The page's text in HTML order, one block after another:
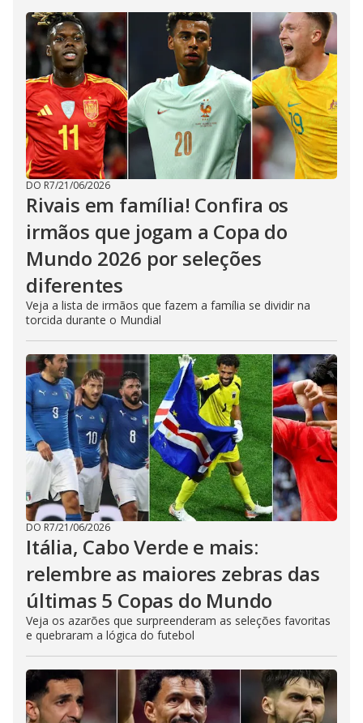
DO R7/21/06/2026
Rivais em família! Confira os
irmãos que jogam a Copa do
Mundo 2026 por seleções
diferentes
Veja a lista de irmãos que fazem a família se dividir na
torcida durante o Mundial
DO R7/21/06/2026
Itália, Cabo Verde e mais:
relembre as maiores zebras das
últimas 5 Copas do Mundo
Veja os azarões que surpreenderam as seleções favoritas
e quebraram a lógica do futebol